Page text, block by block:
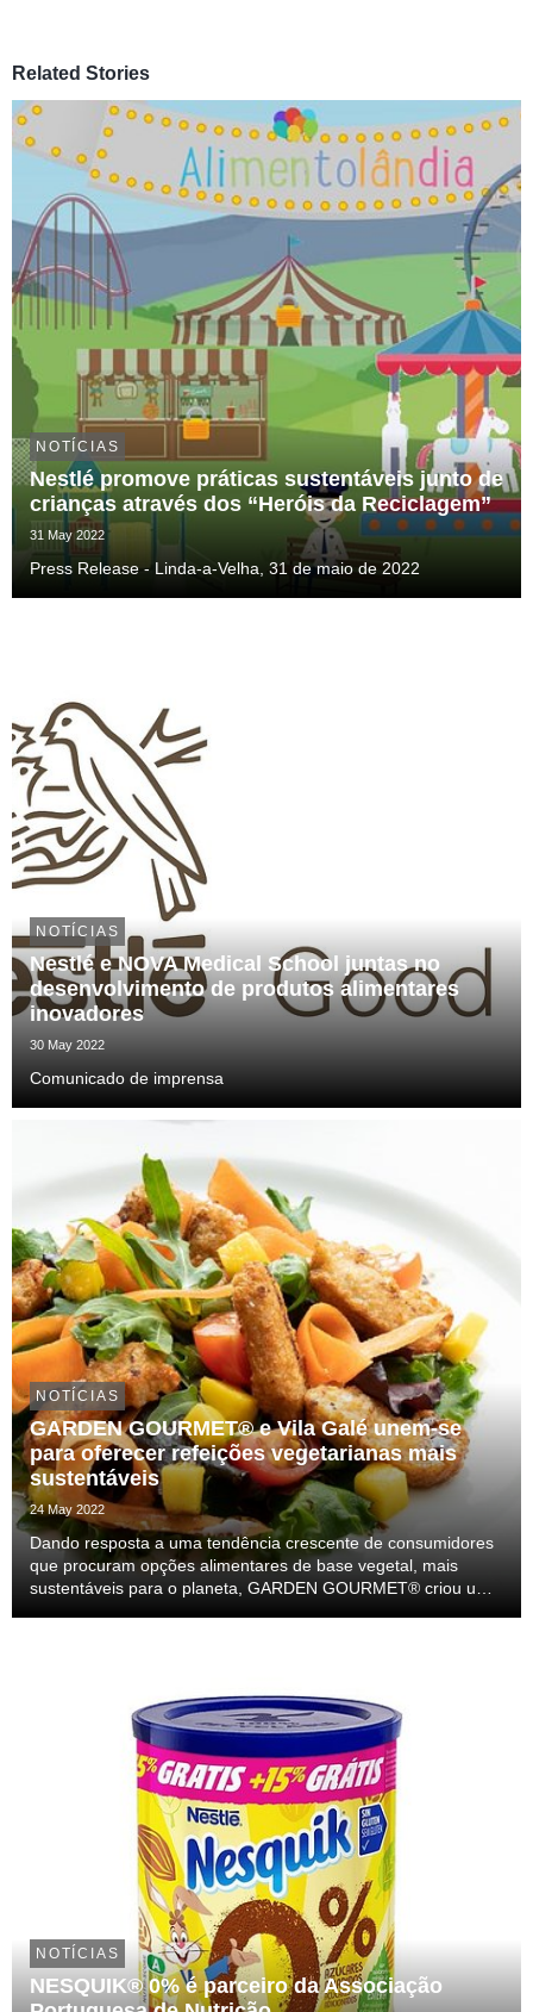
Related Stories
NOTÍCIAS
Nestlé promove práticas sustentáveis junto de
crianças através dos “Heróis da Reciclagem”
31 May 2022
Press Release - Linda-a-Velha, 31 de maio de 2022
NOTÍCIAS
Nestlé e NOVA Medical School juntas no
desenvolvimento de produtos alimentares
inovadores
30 May 2022
Comunicado de imprensa
NOTÍCIAS
GARDEN GOURMET® e Vila Galé unem-se
para oferecer refeições vegetarianas mais
sustentáveis
24 May 2022
Dando resposta a uma tendência crescente de consumidores
que procuram opções alimentares de base vegetal, mais
sustentáveis para o planeta, GARDEN GOURMET® criou uma
NOTÍCIAS
NESQUIK® 0% é parceiro da Associação